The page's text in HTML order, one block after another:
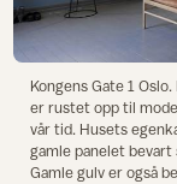
Kongens Gate 1
er rustet opp til
vår tid. Husets
gamle panelet
Gamle gulv er også